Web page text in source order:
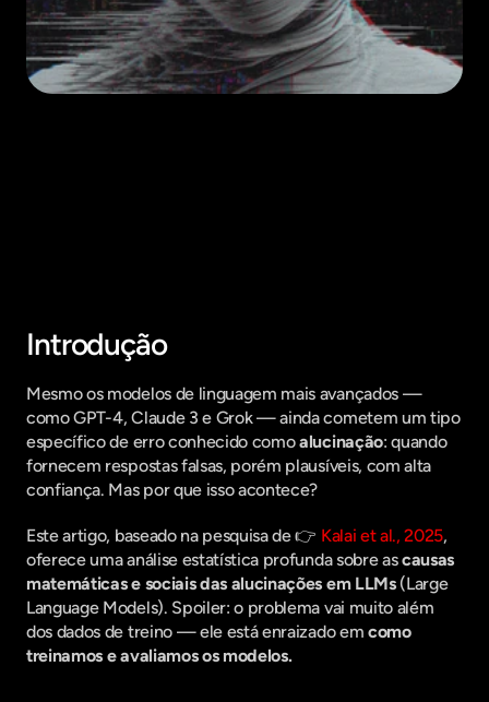
Introdução
Mesmo os modelos de linguagem mais avançados —
como GPT-4, Claude 3 e Grok — ainda cometem um tipo
específico de erro conhecido como alucinação: quando
fornecem respostas falsas, porém plausíveis, com alta
confiança. Mas por que isso acontece?
Este artigo, baseado na pesquisa de 👉 Kalai et al., 2025,
oferece uma análise estatística profunda sobre as causas
matemáticas e sociais das alucinações em LLMs (Large
Language Models). Spoiler: o problema vai muito além
dos dados de treino — ele está enraizado em como
treinamos e avaliamos os modelos.